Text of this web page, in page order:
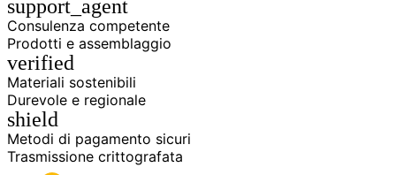
support_agent
Consulenza competente
Prodotti e assemblaggio
verified
Materiali sostenibili
Durevole e regionale
shield
Metodi di pagamento sicuri
Trasmissione crittografata